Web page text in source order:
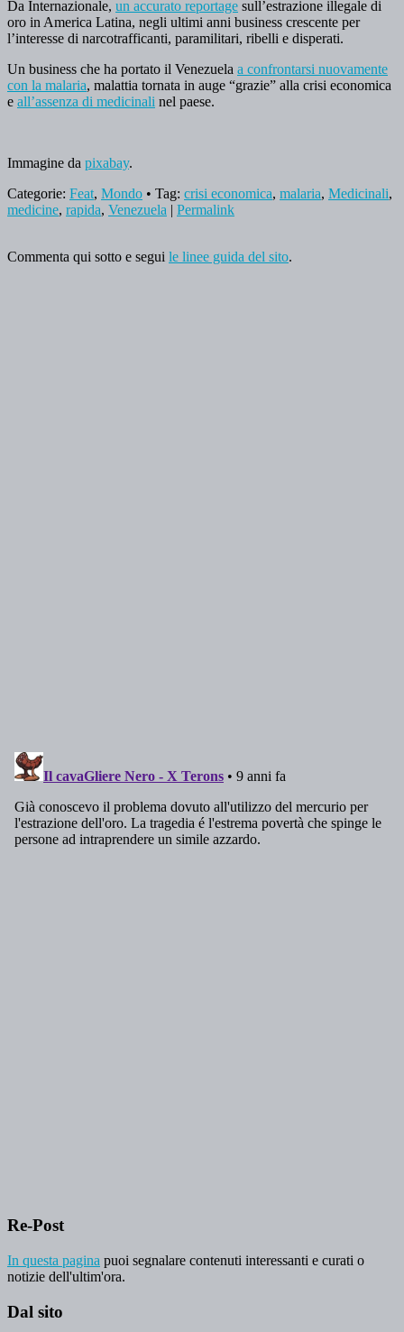
Da Internazionale, un accurato reportage sull’estrazione illegale di
oro in America Latina, negli ultimi anni business crescente per
l’interesse di narcotrafficanti, paramilitari, ribelli e disperati.
Un business che ha portato il Venezuela a confrontarsi nuovamente
con la malaria, malattia tornata in auge “grazie” alla crisi economica
e all’assenza di medicinali nel paese.
Immagine da pixabay.
Categorie: Feat, Mondo • Tag: crisi economica, malaria, Medicinali,
medicine, rapida, Venezuela | Permalink
Commenta qui sotto e segui le linee guida del sito.
Re-Post
In questa pagina puoi segnalare contenuti interessanti e curati o
notizie dell'ultim'ora.
Dal sito